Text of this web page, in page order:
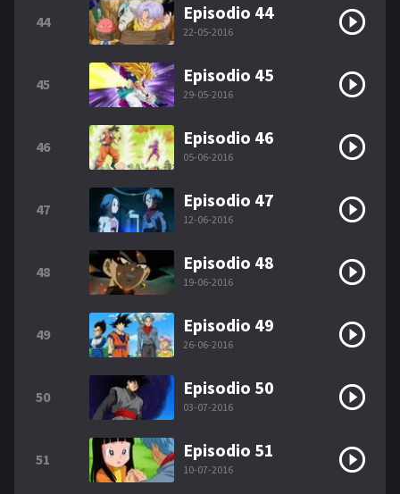
44 Episodio 44
22-05-2016
45 Episodio 45
29-05-2016
46 Episodio 46
05-06-2016
47 Episodio 47
12-06-2016
48 Episodio 48
19-06-2016
49 Episodio 49
26-06-2016
50 Episodio 50
03-07-2016
51 Episodio 51
10-07-2016